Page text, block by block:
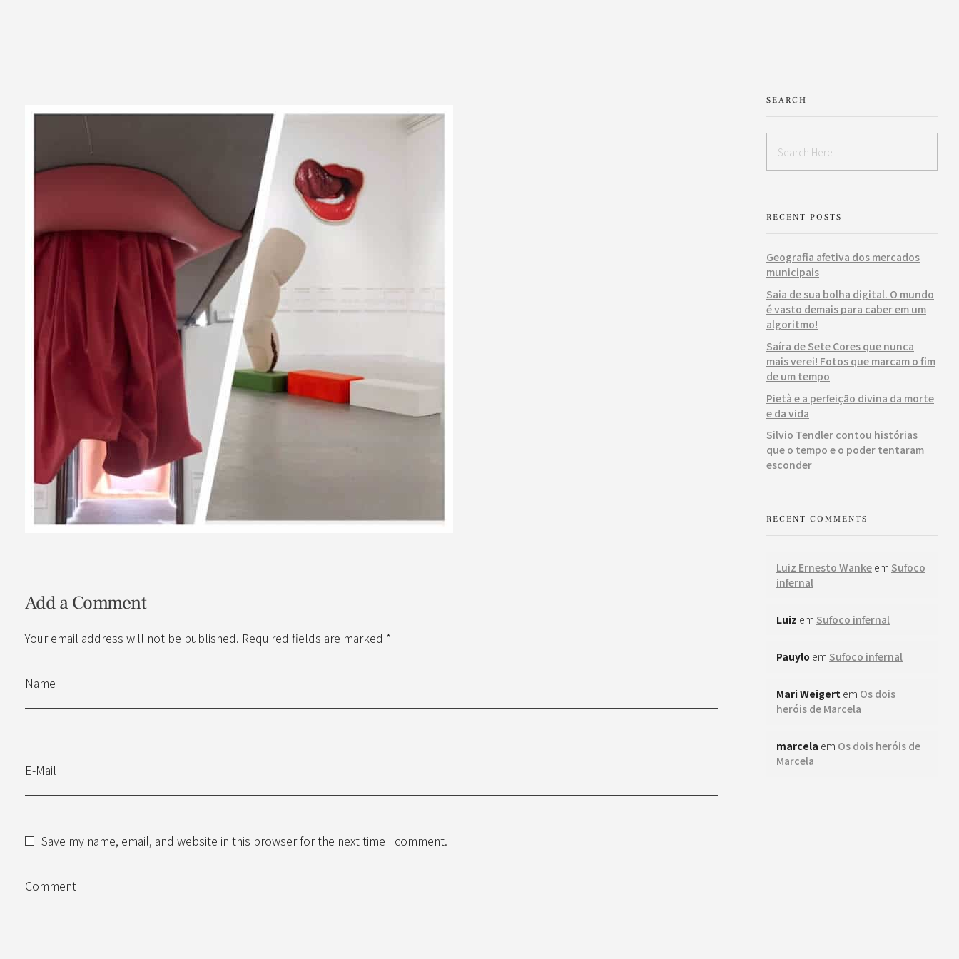
Add a Comment
Your email address will not be published. Required fields are marked *
Name
E-Mail
Save my name, email, and website in this browser for the next time I comment.
Comment
SEARCH
RECENT POSTS
Geografia afetiva dos mercados
municipais
Saia de sua bolha digital. O mundo
é vasto demais para caber em um
algoritmo!
Saíra de Sete Cores que nunca
mais verei! Fotos que marcam o fim
de um tempo
Pietà e a perfeição divina da morte
e da vida
Silvio Tendler contou histórias
que o tempo e o poder tentaram
esconder
RECENT COMMENTS
Luiz Ernesto Wanke em Sufoco
infernal
Luiz em Sufoco infernal
Pauylo em Sufoco infernal
Mari Weigert em Os dois
heróis de Marcela
marcela em Os dois heróis de
Marcela